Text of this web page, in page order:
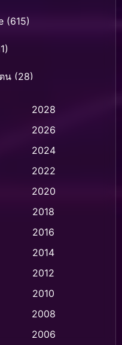
(615)
น (28)
(237)
(32)
ชั่น (1)
ชัน (1)
2028
2026
2024
2022
2020
2018
2016
2014
2012
2010
2008
2006